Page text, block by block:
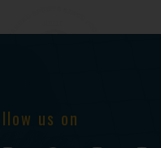
us on